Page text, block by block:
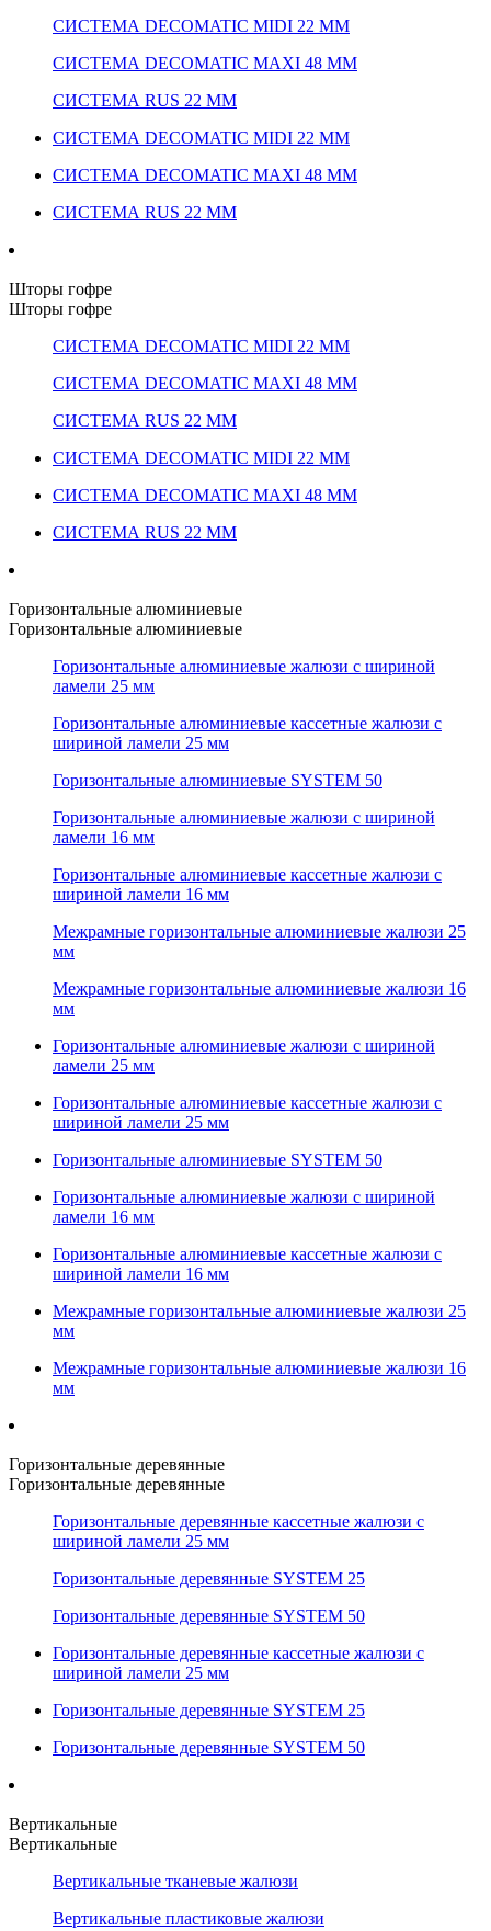
СИСТЕМА DECOMATIC MIDI 22 ММ
СИСТЕМА DECOMATIC MAXI 48 ММ
СИСТЕМА RUS 22 ММ
СИСТЕМА DECOMATIC MIDI 22 ММ
СИСТЕМА DECOMATIC MAXI 48 ММ
СИСТЕМА RUS 22 ММ
Шторы гофре
Шторы гофре
СИСТЕМА DECOMATIC MIDI 22 ММ
СИСТЕМА DECOMATIC MAXI 48 ММ
СИСТЕМА RUS 22 ММ
СИСТЕМА DECOMATIC MIDI 22 ММ
СИСТЕМА DECOMATIC MAXI 48 ММ
СИСТЕМА RUS 22 ММ
Горизонтальные алюминиевые
Горизонтальные алюминиевые
Горизонтальные алюминиевые жалюзи с шириной
ламели 25 мм
Горизонтальные алюминиевые кассетные жалюзи с
шириной ламели 25 мм
Горизонтальные алюминиевые SYSTEM 50
Горизонтальные алюминиевые жалюзи с шириной
ламели 16 мм
Горизонтальные алюминиевые кассетные жалюзи с
шириной ламели 16 мм
Межрамные горизонтальные алюминиевые жалюзи 25
мм
Межрамные горизонтальные алюминиевые жалюзи 16
мм
Горизонтальные алюминиевые жалюзи с шириной
ламели 25 мм
Горизонтальные алюминиевые кассетные жалюзи с
шириной ламели 25 мм
Горизонтальные алюминиевые SYSTEM 50
Горизонтальные алюминиевые жалюзи с шириной
ламели 16 мм
Горизонтальные алюминиевые кассетные жалюзи с
шириной ламели 16 мм
Межрамные горизонтальные алюминиевые жалюзи 25
мм
Межрамные горизонтальные алюминиевые жалюзи 16
мм
Горизонтальные деревянные
Горизонтальные деревянные
Горизонтальные деревянные кассетные жалюзи с
шириной ламели 25 мм
Горизонтальные деревянные SYSTEM 25
Горизонтальные деревянные SYSTEM 50
Горизонтальные деревянные кассетные жалюзи с
шириной ламели 25 мм
Горизонтальные деревянные SYSTEM 25
Горизонтальные деревянные SYSTEM 50
Вертикальные
Вертикальные
Вертикальные тканевые жалюзи
Вертикальные пластиковые жалюзи